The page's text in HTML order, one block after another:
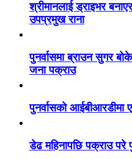
श्रीमानलाई ड्राइभर
उपप्रमुख राना
पुनर्वासमा ब्राउन सुगर
जना पक्राउ
पुनर्वासको आईबीआरडीमा
डेढ महिनापछि पक्राउ परे